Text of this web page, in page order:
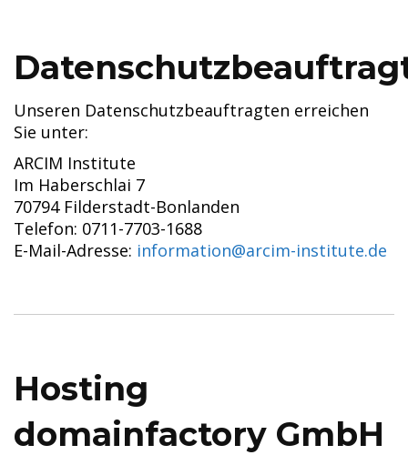
Unseren Datenschutzbeauftragten erreichen
Sie unter:
ARCIM Institute
Im Haberschlai 7
70794 Filderstadt-Bonlanden
Telefon: 0711-7703-1688
E-Mail-Adresse: information@arcim-institute.de
Hosting
domainfactory GmbH